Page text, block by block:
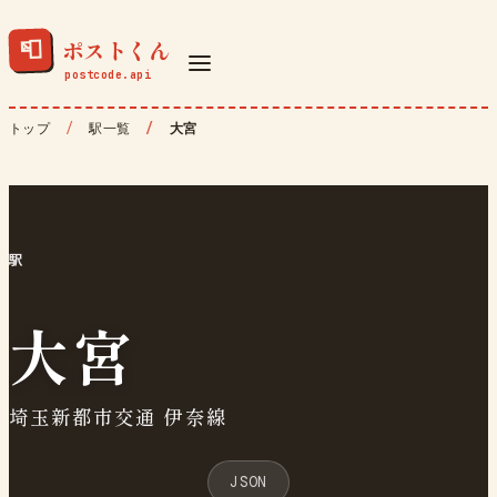
📮 ポストくん
トップ 駅一覧 大宮
駅
大宮
埼玉新都市交通 伊奈線
JSON